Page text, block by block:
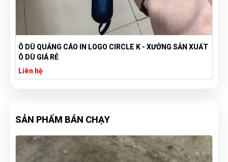
Ô DÙ QUẢNG CÁO IN LOGO CIRCLE K - XƯỞNG SẢN XUẤT
Ô DÙ GIÁ RẺ
Liên hệ
SẢN PHẨM BÁN CHẠY